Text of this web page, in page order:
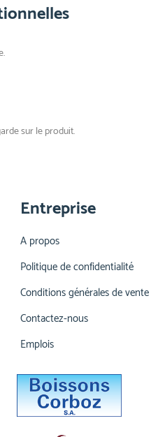
sur le produit.
Entreprise
A propos
Politique de confidentialité
Conditions générales de vente
Contactez-nous
Emplois